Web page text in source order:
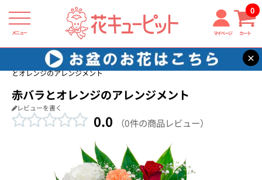
メニュー マイページ カート
0
×
花キューピット 開店祝い・開業祝い
【開店祝い・開業祝い】赤バラ
とオレンジのアレンジメント
赤バラとオレンジのアレンジメント
レビューを書く
0.0 （0件の商品レビュー）